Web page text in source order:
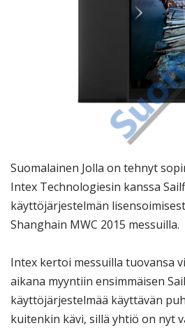
Suomalainen Jolla on tehnyt
Intex Technologiesin kanssa
käyttöjärjestelmän
Shanghain MWC 2015 messuilla.
Intex kertoi messuilla tuovansa
aikana myyntiin ensimmäisen
käyttöjärjestelmää käyttävän
kuitenkin kävi, sillä yhtiö on nyt